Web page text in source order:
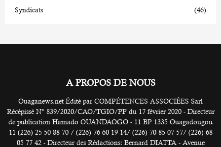
Syndicats
(46)
A PROPOS DE NOUS
Ouaganews.net Édité par COMPÉTENCES ASSOCIÉES Sarl
Récépissé N° 839/2020/CAO/TGIO/PF du 17 février 2020 - Directeur
de publication Hamado OUANDAOGO - 11 BP 1335 Ouagadougou
11 (226) 25 50 88 70 / (226) 76 60 19 14/ (226) 70 85 07 57/ (226) 68
05 77 42 - Directeur des Rédactions: Bernard DIATTA - Avenue